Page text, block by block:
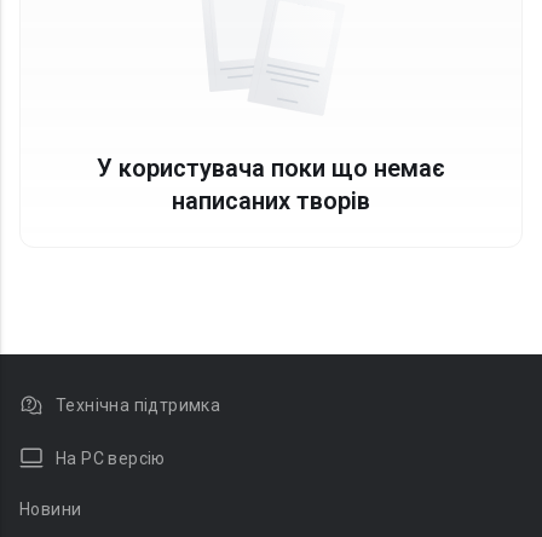
У користувача поки що немає
написаних творів
Технічна підтримка
На PC версію
Новини